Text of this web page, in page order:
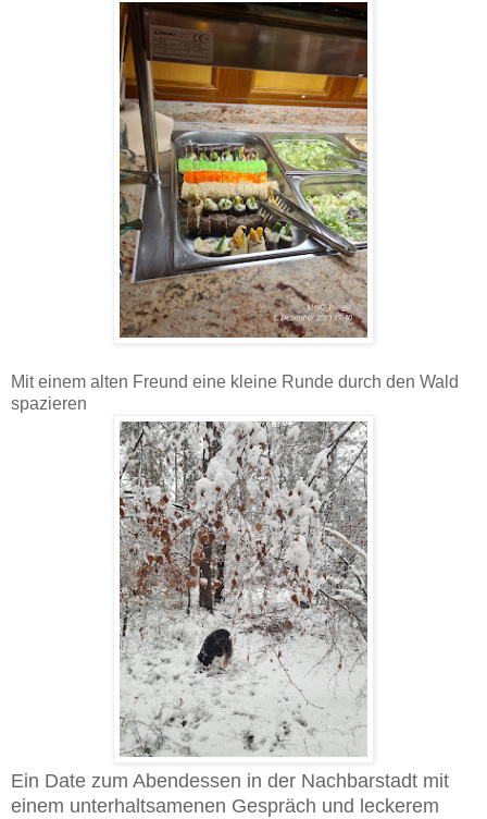
Mit einem alten Freund eine kleine Runde durch den Wald
spazieren
Ein Date zum Abendessen in der Nachbarstadt mit
einem unterhaltsamenen Gespräch und leckerem